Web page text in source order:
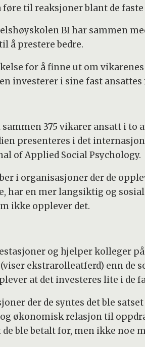
til reaksjoner blant de faste
BI har sammen
å prestere bedre.
for å finne ut om
investerer i sine fast
375 vikarer ansatt i to
presenteres i det
of Applied Social Psychology.
i organisasjoner der de
har en mer langsiktig og
ikke opplever det.
og hjelper kolleger
ekstrarolleatferd) enn de
at det investeres lite i de
der de syntes det ble
økonomisk relasjon til
ble betalt for, men ikke noe